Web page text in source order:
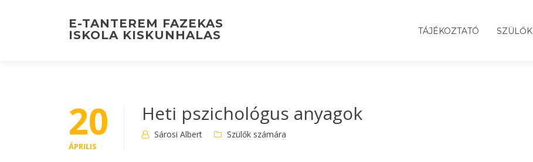
E-TANTEREM FAZEKAS
ISKOLA KISKUNHALAS
TÁJÉKOZTATÓ SZÜLŐK
20
ÁPRILIS
Heti pszichológus anyagok
Sárosi Albert Szülők számára